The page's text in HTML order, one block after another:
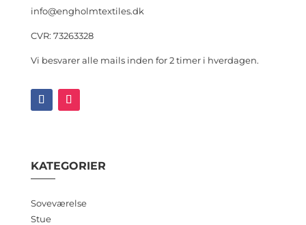
info@engholmtextiles.dk
CVR: 73263328
Vi besvarer alle mails inden for 2 timer i hverdagen.
KATEGORIER
Soveværelse
Stue